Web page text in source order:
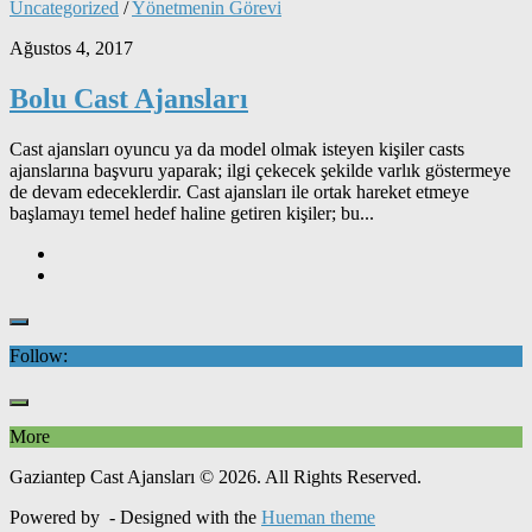
Uncategorized /Yönetmenin Görevi
Ağustos 4, 2017
Bolu Cast Ajansları
Cast ajansları oyuncu ya da model olmak isteyen kişiler casts
ajanslarına başvuru yaparak; ilgi çekecek şekilde varlık göstermeye
de devam edeceklerdir. Cast ajansları ile ortak hareket etmeye
başlamayı temel hedef haline getiren kişiler; bu...
Follow:
More
Gaziantep Cast Ajansları © 2026. All Rights Reserved.
Powered by - Designed with the Hueman theme